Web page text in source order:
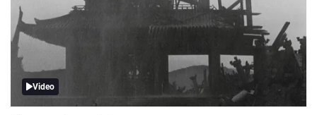
Video